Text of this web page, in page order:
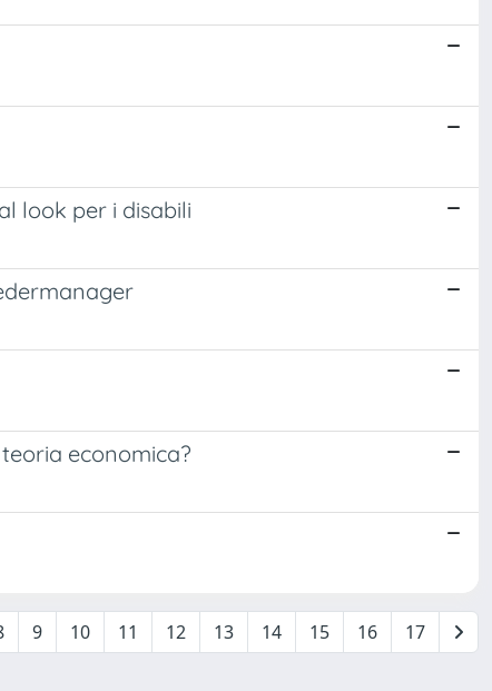
look per i disabili
economica?
9 10 11 12 13 14 15 16 17